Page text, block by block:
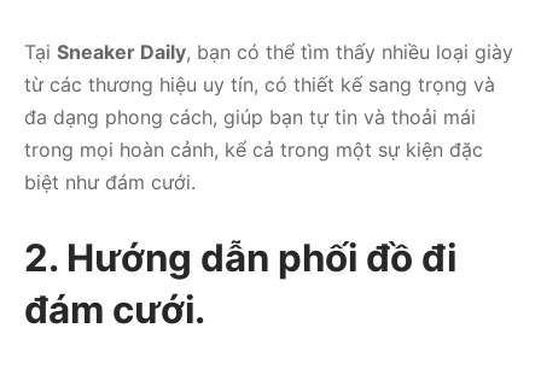
Tại Sneaker Daily, bạn có thể tìm thấy nhiều loại giày
từ các thương hiệu uy tín, có thiết kế sang trọng và
đa dạng phong cách, giúp bạn tự tin và thoải mái
trong mọi hoàn cảnh, kể cả trong một sự kiện đặc
biệt như đám cưới.
2. Hướng dẫn phối đồ đi
đám cưới.